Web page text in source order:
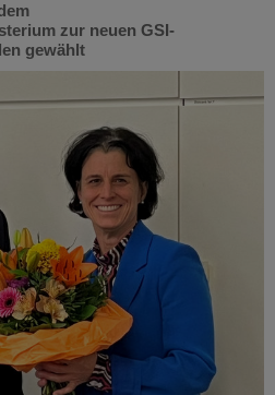
zur neuen GSI-
gewählt